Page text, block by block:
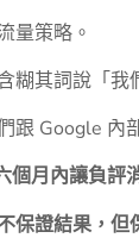
量策略。
糊其詞說「我
跟 Google 內
個月內讓負評
保證結果，但